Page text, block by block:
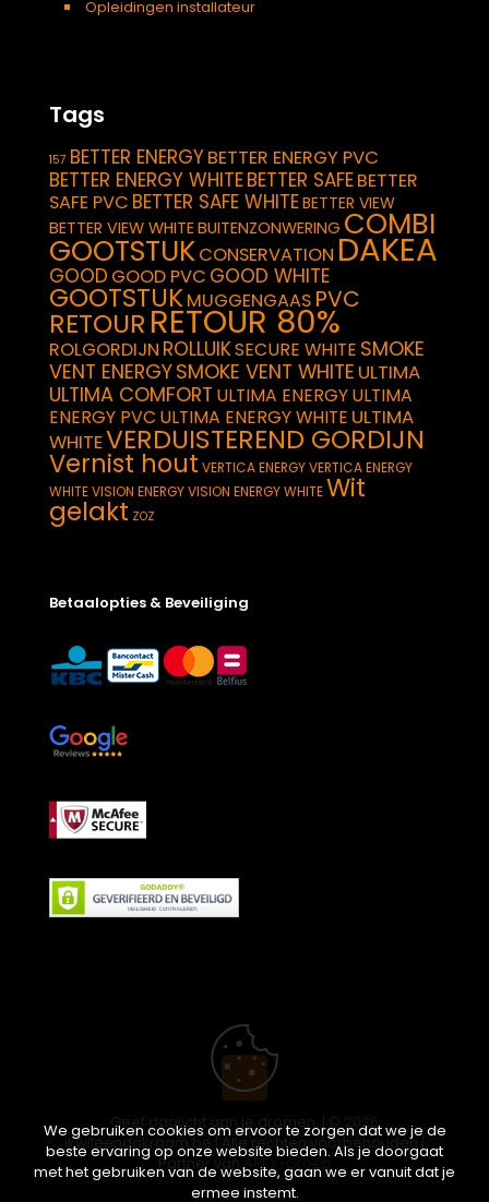
Opleidingen installateur
Tags
157 BETTER ENERGYBETTER ENERGY PVC
BETTER ENERGY WHITEBETTER SAFEBETTER
SAFE PVC BETTER SAFE WHITEBETTER VIEW
BETTER VIEW WHITEBUITENZONWERING COMBI
GOOTSTUKCONSERVATION DAKEA
GOOD GOOD PVC GOOD WHITE
GOOTSTUKMUGGENGAAS PVC
RETOUR RETOUR 80%
ROLGORDIJN ROLLUIKSECURE WHITE SMOKE
VENT ENERGYSMOKE VENT WHITE ULTIMA
ULTIMA COMFORT ULTIMA ENERGYULTIMA
ENERGY PVC ULTIMA ENERGY WHITE ULTIMA
WHITEVERDUISTEREND GORDIJN
Vernist hout VERTICA ENERGYVERTICA ENERGY
WHITEVISION ENERGYVISION ENERGY WHITEWit
gelakt ZOZ
Betaalopties & Beveiliging
Geef daglicht aan je dromen. | © 2026
ikwileendakraam.be | Alle rechten voorbehouden |
Partner vanAPEX-Groep
We gebruiken cookies om ervoor te zorgen dat we je de
beste ervaring op onze website bieden. Als je doorgaat
met het gebruiken van de website, gaan we er vanuit dat je
ermee instemt.